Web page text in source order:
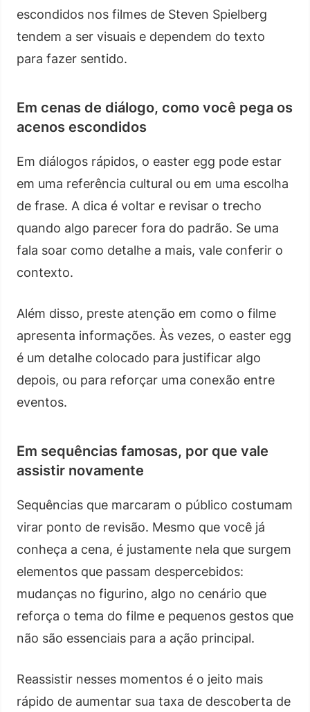
escondidos nos filmes de Steven Spielberg
tendem a ser visuais e dependem do texto
para fazer sentido.
Em cenas de diálogo, como você pega os
acenos escondidos
Em diálogos rápidos, o easter egg pode estar
em uma referência cultural ou em uma escolha
de frase. A dica é voltar e revisar o trecho
quando algo parecer fora do padrão. Se uma
fala soar como detalhe a mais, vale conferir o
contexto.
Além disso, preste atenção em como o filme
apresenta informações. Às vezes, o easter egg
é um detalhe colocado para justificar algo
depois, ou para reforçar uma conexão entre
eventos.
Em sequências famosas, por que vale
assistir novamente
Sequências que marcaram o público costumam
virar ponto de revisão. Mesmo que você já
conheça a cena, é justamente nela que surgem
elementos que passam despercebidos:
mudanças no figurino, algo no cenário que
reforça o tema do filme e pequenos gestos que
não são essenciais para a ação principal.
Reassistir nesses momentos é o jeito mais
rápido de aumentar sua taxa de descoberta de